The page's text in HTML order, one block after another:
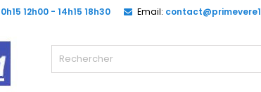
12h00 - 14h15 18h30 Email: